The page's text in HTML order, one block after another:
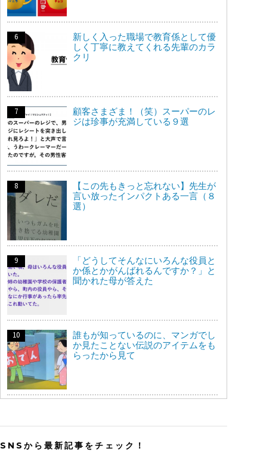
新しく入った職場で教育係として優
しく丁寧に教えてくれる先輩のカラ
クリ
顧客さまざま！（笑）スーパーのレ
ジは珍事が充満している９選
【この先もきっと忘れない】先生が
言い放ったインパクトある一言（８
選）
「どうしてそんなにいろんな役員と
か係とかがんばれるんですか？」と
聞かれた母が答えた
誰もが知っているのに、マンガでし
か見たことない伝説のアイテムをも
らったから見て
SNSから最新記事をチェック！